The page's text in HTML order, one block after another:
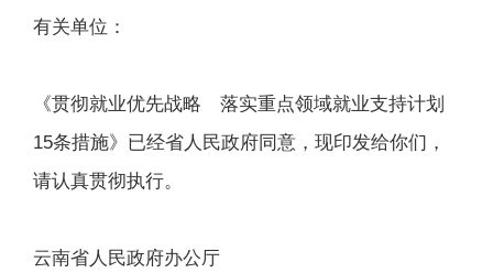
有关单位：
《贯彻就业优先战略 落实重点领域就业支持计划
15条措施》已经省人民政府同意，现印发给你们，
请认真贯彻执行。
云南省人民政府办公厅